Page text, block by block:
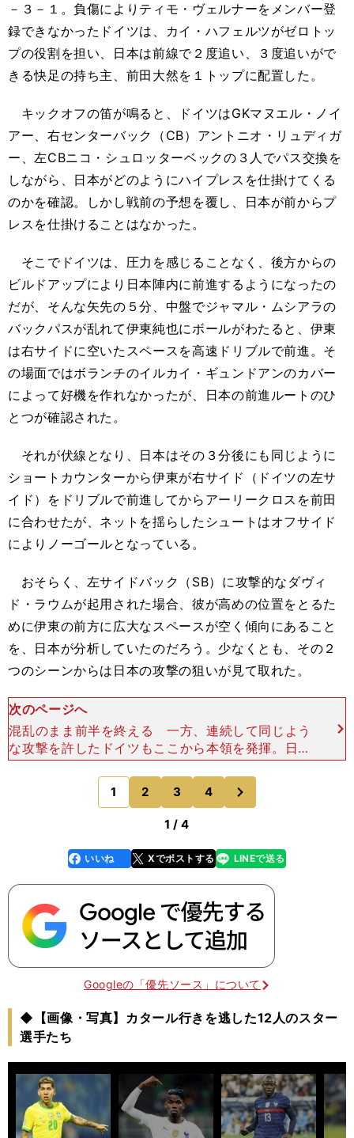
－３－１。負傷によりティモ・ヴェルナーをメンバー登
録できなかったドイツは、カイ・ハフェルツがゼロトッ
プの役割を担い、日本は前線で２度追い、３度追いがで
きる快足の持ち主、前田大然を１トップに配置した。
キックオフの笛が鳴ると、ドイツはGKマヌエル・ノイ
アー、右センターバック（CB）アントニオ・リュディガ
ー、左CBニコ・シュロッターベックの３人でパス交換を
しながら、日本がどのようにハイプレスを仕掛けてくる
のかを確認。しかし戦前の予想を覆し、日本が前からプ
レスを仕掛けることはなかった。
そこでドイツは、圧力を感じることなく、後方からの
ビルドアップにより日本陣内に前進するようになったの
だが、そんな矢先の５分、中盤でジャマル・ムシアラの
バックパスが乱れて伊東純也にボールがわたると、伊東
は右サイドに空いたスペースを高速ドリブルで前進。そ
の場面ではボランチのイルカイ・ギュンドアンのカバー
によって好機を作れなかったが、日本の前進ルートのひ
とつが確認された。
それが伏線となり、日本はその３分後にも同じように
ショートカウンターから伊東が右サイド（ドイツの左サ
イド）をドリブルで前進してからアーリークロスを前田
に合わせたが、ネットを揺らしたシュートはオフサイド
によりノーゴールとなっている。
おそらく、左サイドバック（SB）に攻撃的なダヴィ
ド・ラウムが起用された場合、彼が高めの位置をとるた
めに伊東の前方に広大なスペースが空く傾向にあること
を、日本が分析していたのだろう。少なくとも、その２
つのシーンからは日本の攻撃の狙いが見て取れた。
次のページへ
混乱のまま前半を終える 一方、連続して同じよう
な攻撃を許したドイツもここから本領を発揮。日本
の狙いを確認すると、すかさず最終ラインを左肩上
がりにスライドさせて、布陣を３－４－２－１に可
変。ラウムの背
1 2 3 4
のページへ
1 / 4
faceboo
k
いいね Xでポストする
line LINEで送る
Googleの「優先ソース」について
◆【画像・写真】カタール行きを逃した12人のスター
選手たち